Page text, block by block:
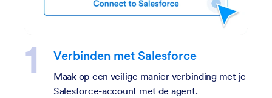
Verbinden met Salesforce
Maak op een veilige manier verbinding met je
Salesforce-account met de agent.